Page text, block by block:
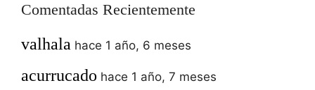
Comentadas Recientemente
valhala hace 1 año, 6 meses
acurrucado hace 1 año, 7 meses